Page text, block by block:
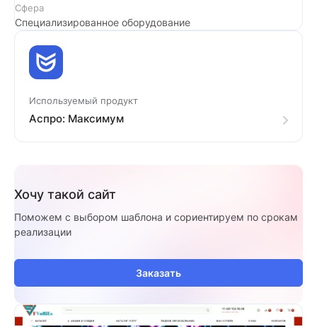
Сфера
Специализированное оборудование
Используемый продукт
Аспро: Максимум
Хочу такой сайт
Поможем с выбором шаблона и сориентируем по срокам
реализации
Заказать